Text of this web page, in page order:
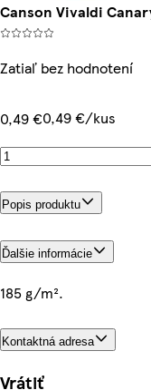
Canson Vivaldi
Zatiaľ bez hodnotení
0,49 €0,49 €/kus
Popis produktu
Ďalšie informácie
185 g/m².
Kontaktná adresa
Vrátiť